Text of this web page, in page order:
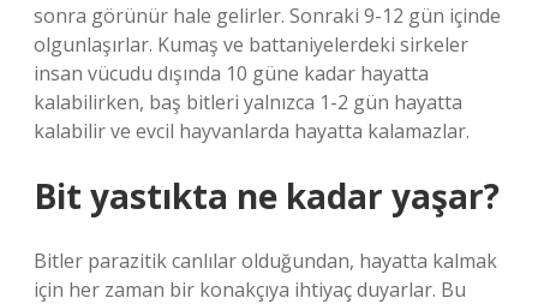
sonra görünür hale gelirler. Sonraki 9-12 gün içinde
olgunlaşırlar. Kumaş ve battaniyelerdeki sirkeler
insan vücudu dışında 10 güne kadar hayatta
kalabilirken, baş bitleri yalnızca 1-2 gün hayatta
kalabilir ve evcil hayvanlarda hayatta kalamazlar.
Bit yastıkta ne kadar yaşar?
Bitler parazitik canlılar olduğundan, hayatta kalmak
için her zaman bir konakçıya ihtiyaç duyarlar. Bu